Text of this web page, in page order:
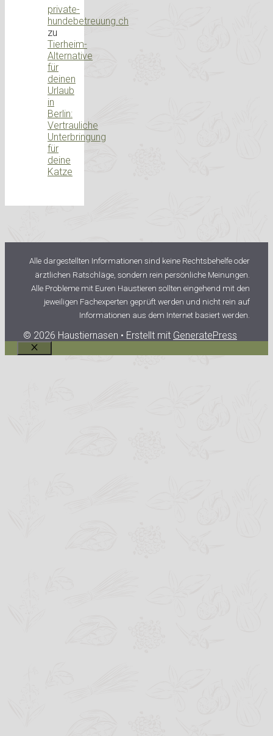
private-
hundebetreuung.ch
zu
Tierheim-
Alternative
für
deinen
Urlaub
in
Berlin:
Vertrauliche
Unterbringung
für
deine
Katze
Alle dargestellten Informationen sind keine Rechtsbehelfe oder
ärztlichen Ratschläge, sondern rein persönliche Meinungen.
Alle Probleme mit Euren Haustieren sollten eingehend mit den
jeweiligen Fachexperten geprüft werden und nicht rein auf
Informationen aus dem Internet basiert werden.
© 2026 Haustiernasen • Erstellt mit GeneratePress
Schließen